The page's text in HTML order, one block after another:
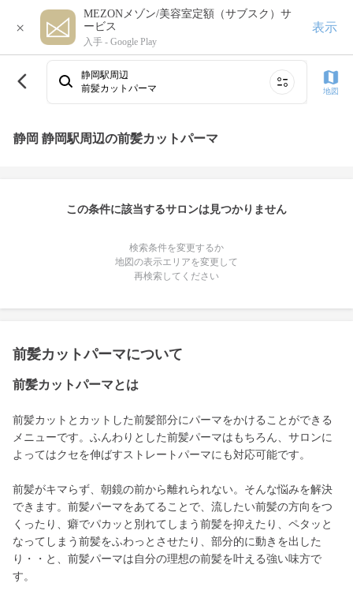
×
MEZONメゾン/美容室定額（サブスク）サ
ービス
入手 - Google Play
表示
静岡駅周辺
前髪カットパーマ
地図
静岡 静岡駅周辺の前髪カットパーマ
この条件に該当するサロンは見つかりません
検索条件を変更するか
地図の表示エリアを変更して
再検索してください
前髪カットパーマについて
前髪カットパーマとは
前髪カットとカットした前髪部分にパーマをかけることができる
メニューです。ふんわりとした前髪パーマはもちろん、サロンに
よってはクセを伸ばすストレートパーマにも対応可能です。
前髪がキマらず、朝鏡の前から離れられない。そんな悩みを解決
できます。前髪パーマをあてることで、流したい前髪の方向をつ
くったり、癖でパカッと別れてしまう前髪を抑えたり、ペタッと
なってしまう前髪をふわっとさせたり、部分的に動きを出した
り・・と、前髪パーマは自分の理想の前髪を叶える強い味方で
す。